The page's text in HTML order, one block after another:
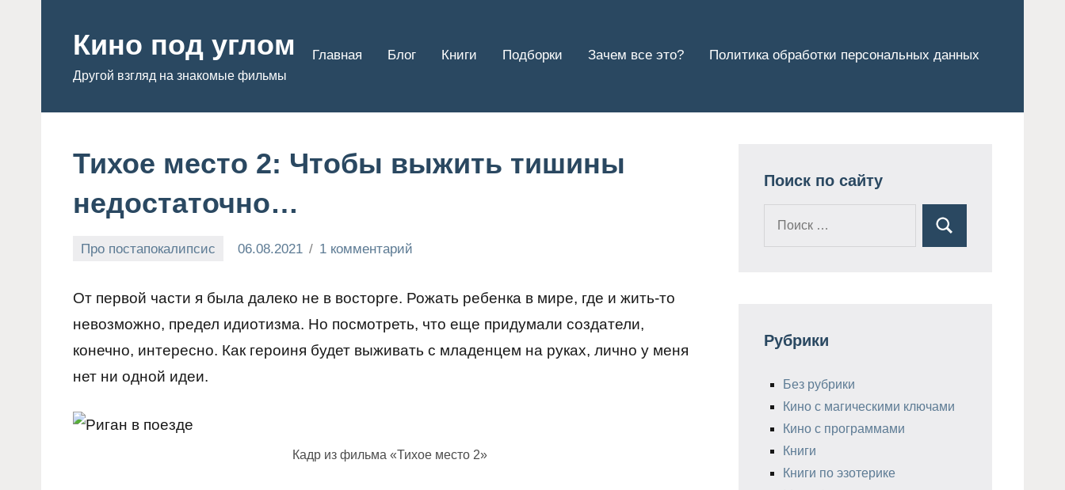
содержимому
Кино под углом
Другой взгляд на знакомые фильмы
Главная Блог Книги Подборки Зачем все это? Политика обработки персональных данных
Тихое место 2: Чтобы выжить тишины
недостаточно…
Про постапокалипсис 06.08.2021
Admin
1 комментарий
От первой части я была далеко не в восторге. Рожать ребенка в мире, где и жить-то
невозможно, предел идиотизма. Но посмотреть, что еще придумали создатели,
конечно, интересно. Как героиня будет выживать с младенцем на руках, лично у меня
нет ни одной идеи.
Кадр из фильма «Тихое место 2»
Поиск по сайту
Поиск
Рубрики
Без рубрики
Кино с магическими ключами
Кино с программами
Книги
Книги по эзотерике